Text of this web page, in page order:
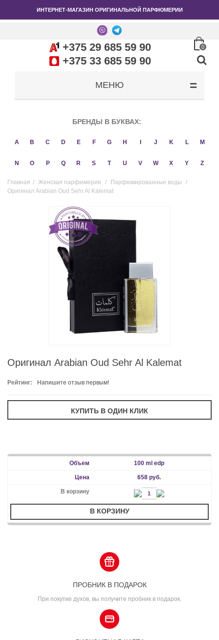
ИНТЕРНЕТ-МАГАЗИН ОРИГИНАЛЬНОЙ ПАРФЮМЕРИИ
+375 29 685 59 90
+375 33 685 59 90
0
МЕНЮ
БРЕНДЫ В БУКВАХ:
A B C D E F G H J K L M
N O P Q R S T U V W X Y Z
Главная / Женская парфюмерия / Парфюмированные воды
/
Оригинал Arabian Oud Sehr Al Kalemat
Оригинал Arabian Oud Sehr Al Kalemat
Рейтинг: Напишите отзыв первым!
100 ml edp
658 руб.
В КОРЗИНУ
ПРОБНИК В ПОДАРОК
При покупке духов, вы получите пробник в подарок.